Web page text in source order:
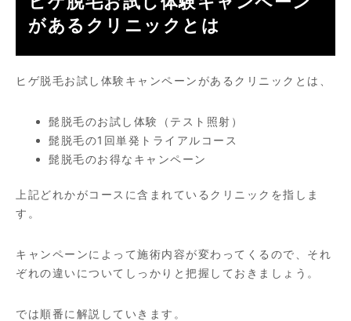
があるクリニックとは
ヒゲ脱毛お試し体験キャンペーンがあるクリニックとは、
髭脱毛のお試し体験（テスト照射）
髭脱毛の1回単発トライアルコース
髭脱毛のお得なキャンペーン
上記どれかがコースに含まれているクリニックを指しま
す。
キャンペーンによって施術内容が変わってくるので、それ
ぞれの違いについてしっかりと把握しておきましょう。
では順番に解説していきます。